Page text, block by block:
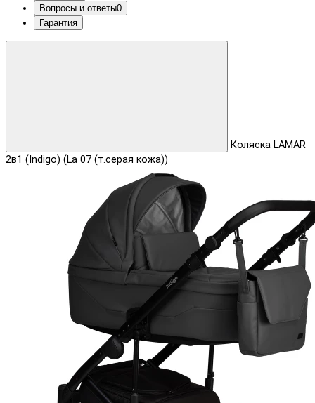
Вопросы и ответы0
Гарантия
Коляска LAMAR
2в1 (Indigo) (La 07 (т.серая кожа))